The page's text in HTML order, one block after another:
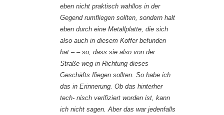
eben nicht praktisch wahllos in der
Gegend rumfliegen sollten, sondern halt
eben durch eine Metallplatte, die sich
also auch in diesem Koffer befunden
hat – – so, dass sie also von der
Straße weg in Richtung dieses
Geschäfts fliegen sollten. So habe ich
das in Erinnerung. Ob das hinterher
tech- nisch verifiziert worden ist, kann
ich nicht sagen. Aber das war jedenfalls